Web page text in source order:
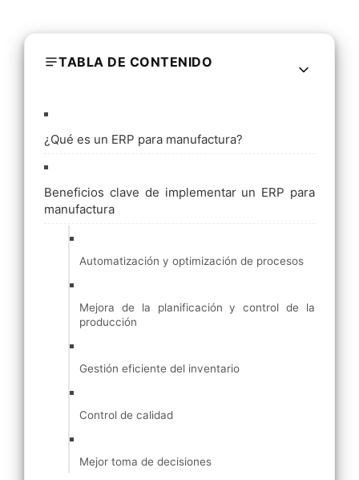
TABLA DE CONTENIDO
¿Qué es un ERP para manufactura?
Beneficios clave de implementar un ERP para
manufactura
Automatización y optimización de procesos
Mejora de la planificación y control de la
producción
Gestión eficiente del inventario
Control de calidad
Mejor toma de decisiones